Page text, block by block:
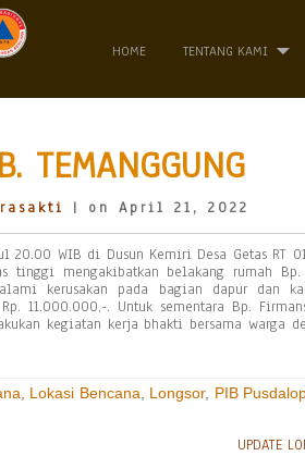
HOME TENTANG KAMI
TEMANGGUNG
| on April 21, 2022
20.00 WIB di Dusun Kemiri Desa Getas RT
tinggi mengakibatkan belakang rumah
kerusakan pada bagian dapur dan
11.000.000,-. Untuk sementara Bp.
kegiatan kerja bhakti bersama warga
Lokasi Bencana Longsor, PIB
UPDATE